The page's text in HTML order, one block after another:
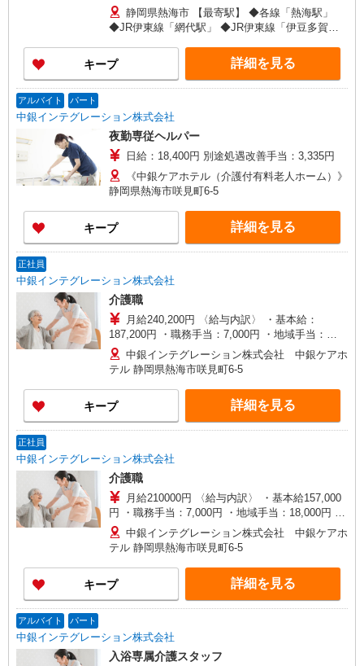
る） ◎月収例 時給2000円×1日8時間×22日（週5
日）＝35万2000円 ◆昇給あり ◆支払い方法 ※日
払い/週払い/月払い対応も可能です。詳しくは面談
時にご相談ください。 ◆交通費：別途全額支給 ※
当社規定あり
静岡県熱海市 【最寄駅】 ◆各線「熱海駅」
◆JR伊東線「網代駅」 ◆JR伊東線「伊豆多賀
キープ 詳細を見る
アルバイト パート
中銀インテグレーション株式会社
夜勤専従ヘルパー
日給：18,400円 別途処遇改善手当：3,335円
《中銀ケアホテル（介護付有料老人ホーム）》
静岡県熱海市咲見町6-5
キープ 詳細を見る
正社員
中銀インテグレーション株式会社
介護職
月給240,200円 〈給与内訳〉 ・基本給：
187,200円 ・職務手当：7,000円 ・地域手当：
18,000円 ・食事手当：3,000円 ・処遇改善手当：
25,000円
中銀インテグレーション株式会社 中銀ケアホ
テル 静岡県熱海市咲見町6-5
キープ 詳細を見る
正社員
中銀インテグレーション株式会社
介護職
月給210000円 〈給与内訳〉 ・基本給157,000
円 ・職務手当：7,000円 ・地域手当：18,000円 ・
食事手当：3,000円 ・処遇改善手当：25,000円
中銀インテグレーション株式会社 中銀ケアホ
テル 静岡県熱海市咲見町6-5
キープ 詳細を見る
アルバイト パート
中銀インテグレーション株式会社
入浴専属介護スタッフ